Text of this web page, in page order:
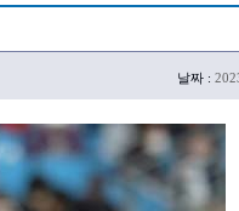
날짜 :